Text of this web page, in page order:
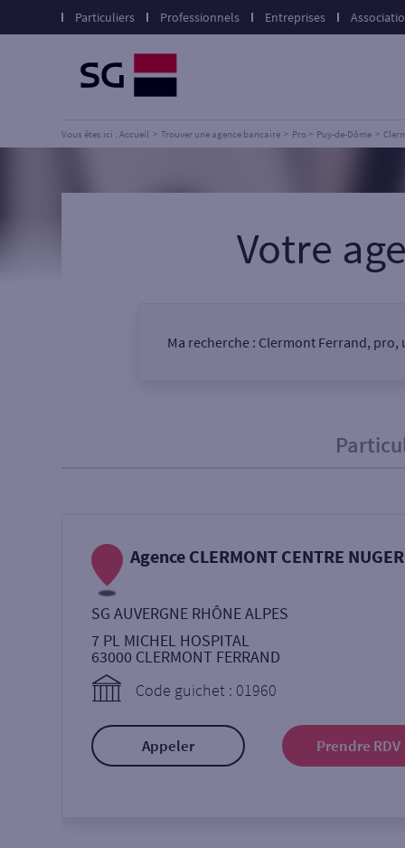
Particuliers Professionnels Entreprises
Vous êtes ici : Accueil Trouver une agence bancaire Pro Puy-de-Dôme
Votre
Ma recherche : Clermont Ferrand, pro,
Une agence
Ouverte le samedi
Un
Autour de moi
Agence CLERMONT CENTRE NUGER
SG AUVERGNE RHÔNE ALPES
7 PL MICHEL HOSPITAL
63000 CLERMONT FERRAND
Code guichet : 01960
Appeler Prendre RDV